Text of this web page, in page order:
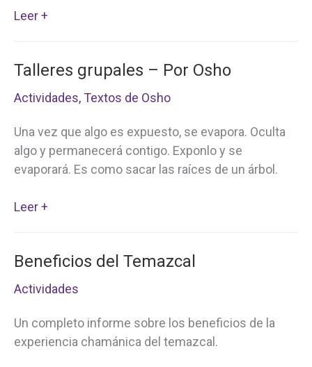
¿Quién
corazón
de
búsqueda
humana
Leer +
Talleres grupales – Por Osho
Actividades, Textos de Osho
Una vez que algo es expuesto, se evapora. Oculta
algo y permanecerá contigo. Exponlo y se
evaporará. Es como sacar las raíces de un árbol.
Talleres
Por
Osho
Leer +
Beneficios del Temazcal
Actividades
Un completo informe sobre los beneficios de la
experiencia chamánica del temazcal.